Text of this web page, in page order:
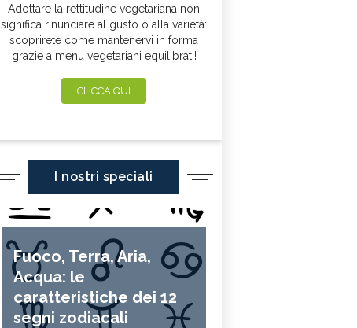
Adottare la rettitudine vegetariana non
significa rinunciare al gusto o alla varietà:
scoprirete come mantenervi in forma
grazie a menu vegetariani equilibrati!
CLICCA QUI
I nostri speciali
Fuoco, Terra, Aria,
Acqua: le
caratteristiche dei 12
segni zodiacali